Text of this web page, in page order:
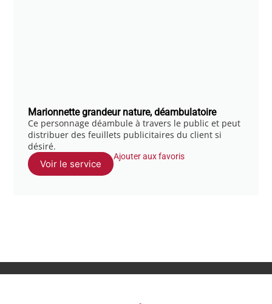
Marionnette grandeur nature, déambulatoire
Ce personnage déambule à travers le public et peut
distribuer des feuillets publicitaires du client si
désiré.
Voir le service
Ajouter aux favoris